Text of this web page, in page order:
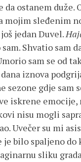
da ostanem duže.
mojim sleđenim
jedan Duvel.
Shvatio sam
sam se od
dana iznova
sezone gdje sam
iskrene
nisu mogli
Uvečer su mi
je bilo spaljeno do
sliku